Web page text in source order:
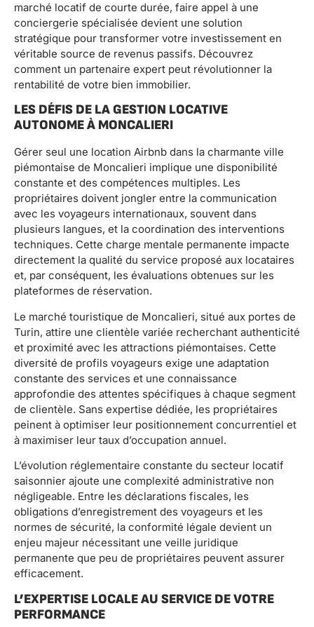
marché locatif de courte durée, faire appel à une
conciergerie spécialisée devient une solution
stratégique pour transformer votre investissement en
véritable source de revenus passifs. Découvrez
comment un partenaire expert peut révolutionner la
rentabilité de votre bien immobilier.
LES DÉFIS DE LA GESTION LOCATIVE
AUTONOME À MONCALIERI
Gérer seul une location Airbnb dans la charmante ville
piémontaise de Moncalieri implique une disponibilité
constante et des compétences multiples. Les
propriétaires doivent jongler entre la communication
avec les voyageurs internationaux, souvent dans
plusieurs langues, et la coordination des interventions
techniques. Cette charge mentale permanente impacte
directement la qualité du service proposé aux locataires
et, par conséquent, les évaluations obtenues sur les
plateformes de réservation.
Le marché touristique de Moncalieri, situé aux portes de
Turin, attire une clientèle variée recherchant authenticité
et proximité avec les attractions piémontaises. Cette
diversité de profils voyageurs exige une adaptation
constante des services et une connaissance
approfondie des attentes spécifiques à chaque segment
de clientèle. Sans expertise dédiée, les propriétaires
peinent à optimiser leur positionnement concurrentiel et
à maximiser leur taux d’occupation annuel.
L’évolution réglementaire constante du secteur locatif
saisonnier ajoute une complexité administrative non
négligeable. Entre les déclarations fiscales, les
obligations d’enregistrement des voyageurs et les
normes de sécurité, la conformité légale devient un
enjeu majeur nécessitant une veille juridique
permanente que peu de propriétaires peuvent assurer
efficacement.
L’EXPERTISE LOCALE AU SERVICE DE VOTRE
PERFORMANCE